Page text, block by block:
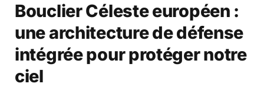
Bouclier Céleste européen :
une architecture de défense
intégrée pour protéger notre
ciel